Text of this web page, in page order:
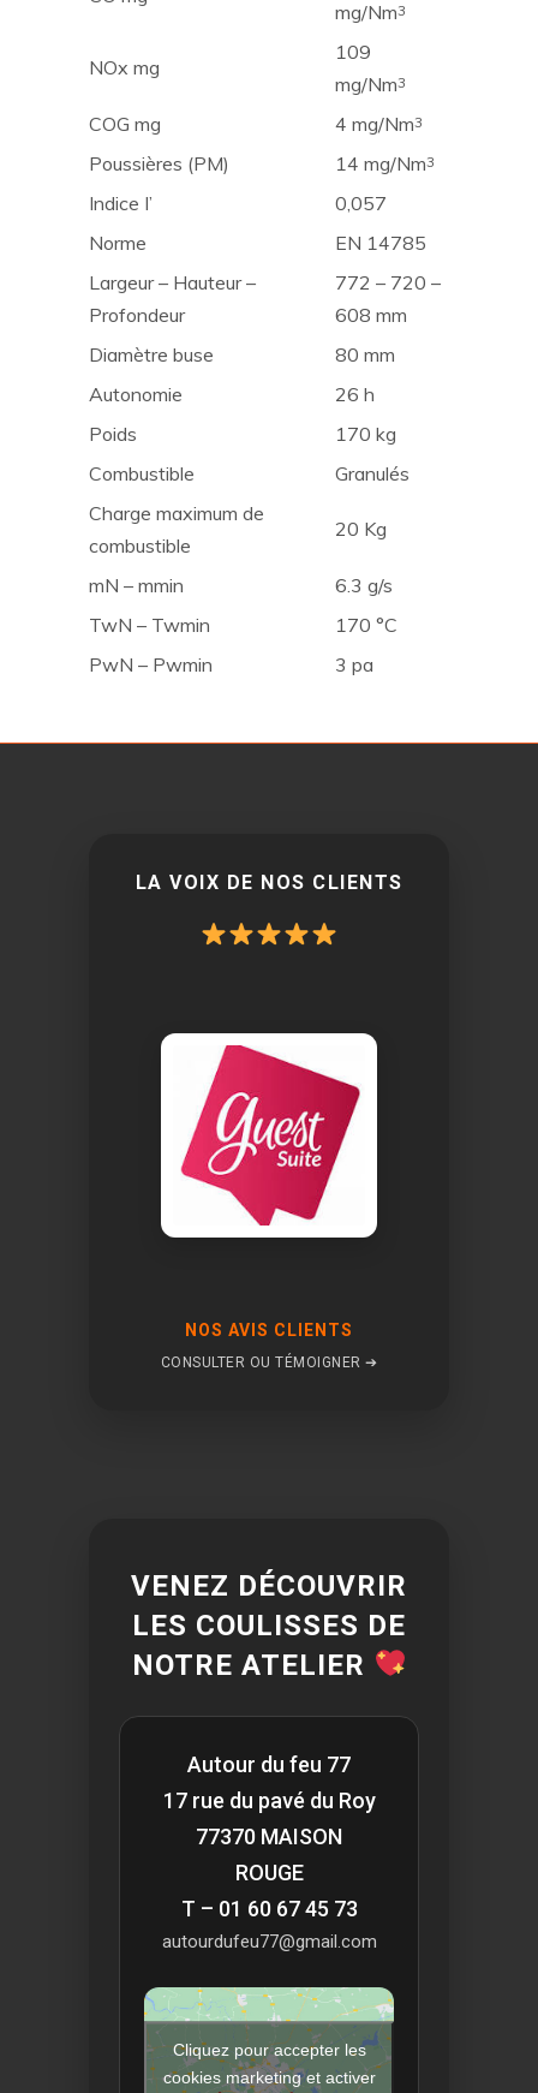
mg/Nm3
NOx mg
109
mg/Nm3
COG mg 4 mg/Nm3
Poussières (PM) 14 mg/Nm3
Indice I’
0,057
Norme
EN 14785
Largeur – Hauteur –
Profondeur
772 – 720 –
608 mm
Diamètre buse
80 mm
Autonomie
26 h
Poids
170 kg
Combustible
Granulés
Charge maximum de
combustible
20 Kg
mN – mmin
6.3 g/s
TwN – Twmin
170 °C
PwN – Pwmin
3 pa
LA VOIX DE NOS CLIENTS
NOS AVIS CLIENTS
CONSULTER OU TÉMOIGNER ➔
VENEZ DÉCOUVRIR
LES COULISSES DE
NOTRE ATELIER
Autour du feu 77
17 rue du pavé du Roy
77370 MAISON
ROUGE
T – 01 60 67 45 73
autourdufeu77@gmail.com
Cliquez pour accepter les
cookies marketing et activer